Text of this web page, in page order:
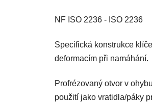
NF ISO 2236 - ISO 2236
Specifická konstrukce
deformacím při namáhání.
Profrézovaný otvor v
použití jako vratidla/páky